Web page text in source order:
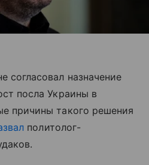
согласовал назначение
посла Украины в
причины такого решения
политолог-